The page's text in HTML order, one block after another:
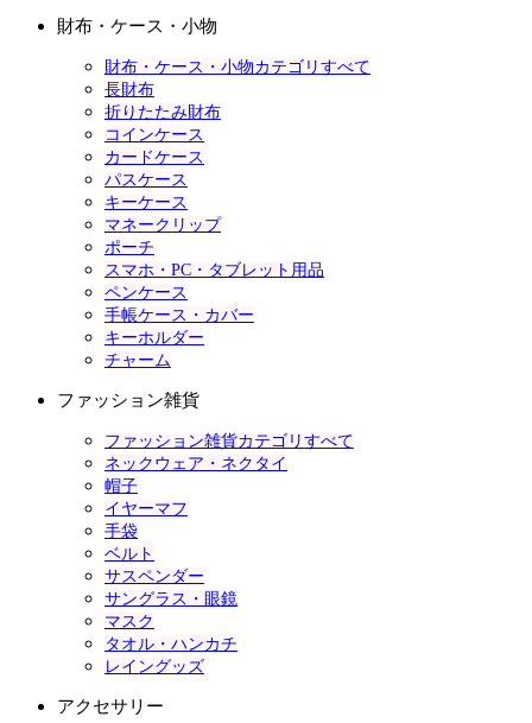
財布・ケース・小物
財布・ケース・小物カテゴリすべて
長財布
折りたたみ財布
コインケース
カードケース
パスケース
キーケース
マネークリップ
ポーチ
スマホ・PC・タブレット用品
ペンケース
手帳ケース・カバー
キーホルダー
チャーム
ファッション雑貨
ファッション雑貨カテゴリすべて
ネックウェア・ネクタイ
帽子
イヤーマフ
手袋
ベルト
サスペンダー
サングラス・眼鏡
マスク
タオル・ハンカチ
レイングッズ
アクセサリー